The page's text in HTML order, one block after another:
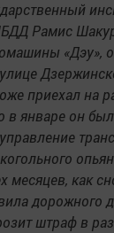
Рамис
«Дэу»,
приехал на
в январе он
месяцев, как
дорожного
штраф в